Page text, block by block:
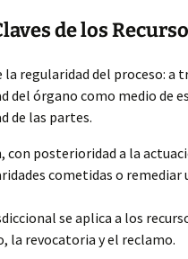
de los
regularidad del proceso: a
del órgano como medio de
de las partes.
con posterioridad a la
cometidas o remediar
se aplica a los
la revocatoria y el reclamo.